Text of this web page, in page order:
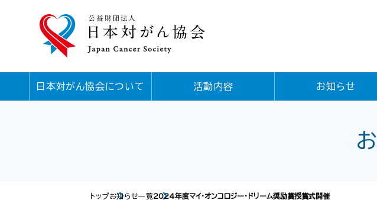
日本対がん協会について 活動内容 お知らせ
トップお知らせ一覧2024年度マイ・オンコロジー・ドリーム奨励賞授賞式開催